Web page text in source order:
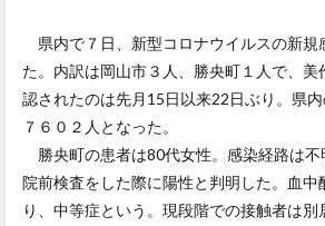
県内で７日、新型コロナウイルスの新規
た。内訳は岡山市３人、勝央町１人で、
認されたのは先月15日以来22日ぶり。県
７６０２人となった。
勝央町の患者は80代女性。感染経路は不
院前検査をした際に陽性と判明した。血中
り、中等症という。現段階での接触者は別